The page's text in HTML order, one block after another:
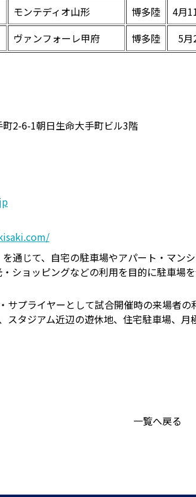
モンテディオ山形 博多陸 4月
ヴァンフォーレ甲府 博多陸 5月
2-6-1朝日生命大手町ビル3階
を通じて、自宅の駐車場やアパート・マ
ショッピングなどの利用を目的に駐車場
サプライヤーとして試合開催時の来場者
タジアム近辺の遊休地、住宅駐車場、月
一覧へ戻る